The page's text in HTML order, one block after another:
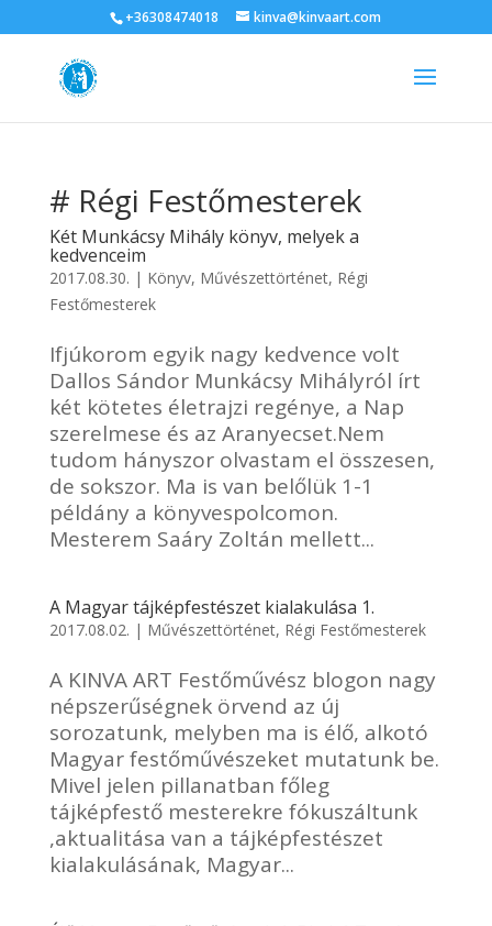
+36308474018 kinva@kinvaart.com
# Régi Festőmesterek
Két Munkácsy Mihály könyv, melyek a
kedvenceim
2017.08.30. | Könyv, Művészettörténet, Régi
Festőmesterek
Ifjúkorom egyik nagy kedvence volt
Dallos Sándor Munkácsy Mihályról írt
két kötetes életrajzi regénye, a Nap
szerelmese és az Aranyecset.Nem
tudom hányszor olvastam el összesen,
de sokszor. Ma is van belőlük 1-1
példány a könyvespolcomon.
Mesterem Saáry Zoltán mellett...
A Magyar tájképfestészet kialakulása 1.
2017.08.02. | Művészettörténet, Régi Festőmesterek
A KINVA ART Festőművész blogon nagy
népszerűségnek örvend az új
sorozatunk, melyben ma is élő, alkotó
Magyar festőművészeket mutatunk be.
Mivel jelen pillanatban főleg
tájképfestő mesterekre fókuszáltunk
,aktualitása van a tájképfestészet
kialakulásának, Magyar...